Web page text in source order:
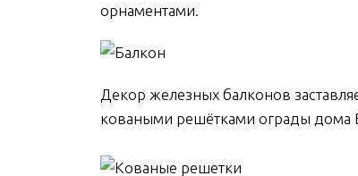
орнаментами.
Декор железных балконов
коваными решётками ограды дома